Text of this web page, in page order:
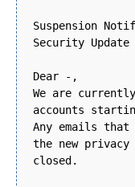
Suspension
Security Update
Dear -,
We are
accounts
Any emails that
the new
closed.